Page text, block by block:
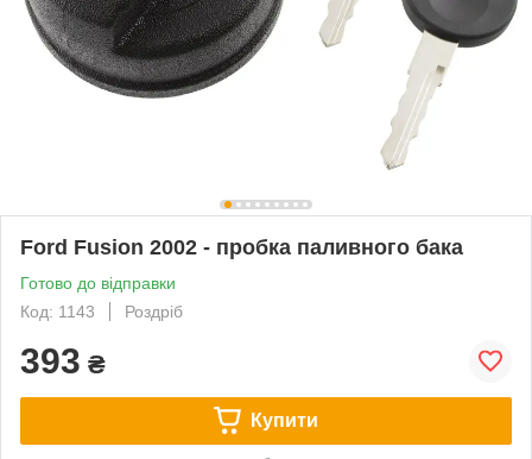
Ford Fusion 2002 - пробка паливного бака
Готово до відправки
Код: 1143
Роздріб
393 ₴
Купити